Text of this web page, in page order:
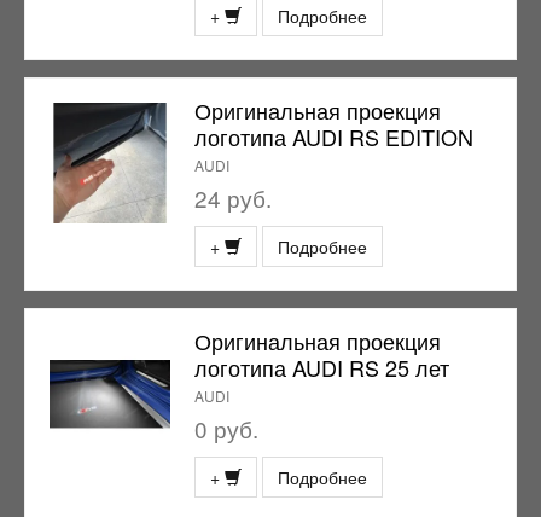
+ Подробнее
Оригинальная проекция
логотипа AUDI RS EDITION
AUDI
24 руб.
+ Подробнее
Оригинальная проекция
логотипа AUDI RS 25 лет
AUDI
0 руб.
+ Подробнее